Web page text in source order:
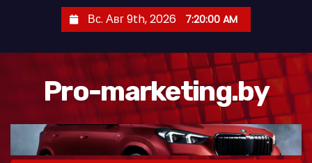
Вс. Авг 9th, 2026 7:20:01 AM
Pro-marketing.by